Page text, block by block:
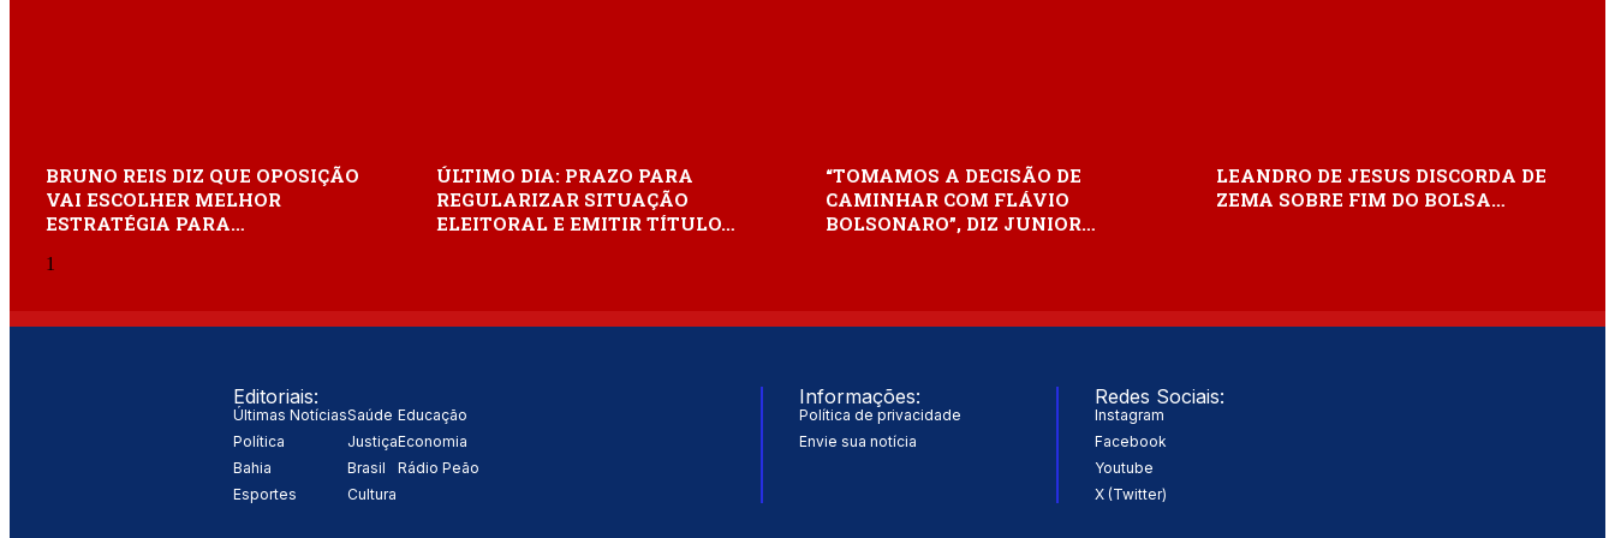
BRUNO REIS DIZ QUE OPOSIÇÃO
VAI ESCOLHER MELHOR
ESTRATÉGIA PARA…
ÚLTIMO DIA: PRAZO PARA
REGULARIZAR SITUAÇÃO
ELEITORAL E EMITIR TÍTULO…
“TOMAMOS A DECISÃO DE
CAMINHAR COM FLÁVIO
BOLSONARO”, DIZ JUNIOR…
LEANDRO DE JESUS DISCORDA DE
ZEMA SOBRE FIM DO BOLSA…
Editoriais:
Últimas Notícias
Política
Bahia
Esportes
Saúde
Justiça
Brasil
Cultura
Educação
Economia
Rádio Peão
Informações:
Política de privacidade
Envie sua notícia
Redes Sociais:
Instagram
Facebook
Youtube
X (Twitter)